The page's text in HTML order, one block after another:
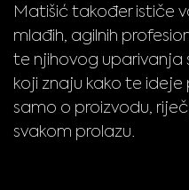
Matišić također ističe
mlađih, agilnih
te njihovog uparivanja
koji znaju kako te
samo o proizvodu,
svakom prolazu.